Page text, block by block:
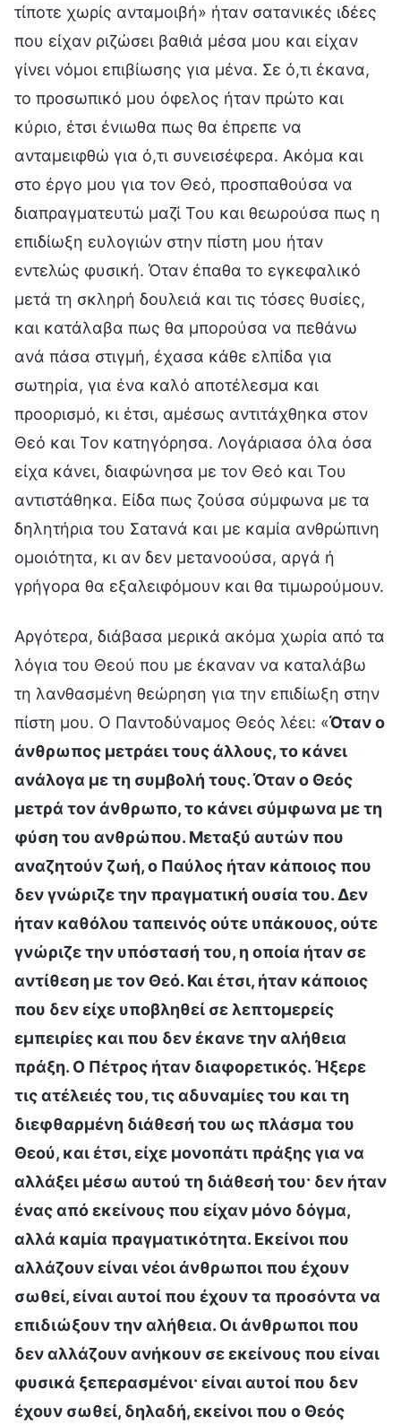
τίποτε χωρίς ανταμοιβή» ήταν σατανικές ιδέες
που είχαν ριζώσει βαθιά μέσα μου και είχαν
γίνει νόμοι επιβίωσης για μένα. Σε ό,τι έκανα,
το προσωπικό μου όφελος ήταν πρώτο και
κύριο, έτσι ένιωθα πως θα έπρεπε να
ανταμειφθώ για ό,τι συνεισέφερα. Ακόμα και
στο έργο μου για τον Θεό, προσπαθούσα να
διαπραγματευτώ μαζί Του και θεωρούσα πως η
επιδίωξη ευλογιών στην πίστη μου ήταν
εντελώς φυσική. Όταν έπαθα το εγκεφαλικό
μετά τη σκληρή δουλειά και τις τόσες θυσίες,
και κατάλαβα πως θα μπορούσα να πεθάνω
ανά πάσα στιγμή, έχασα κάθε ελπίδα για
σωτηρία, για ένα καλό αποτέλεσμα και
προορισμό, κι έτσι, αμέσως αντιτάχθηκα στον
Θεό και Τον κατηγόρησα. Λογάριασα όλα όσα
είχα κάνει, διαφώνησα με τον Θεό και Του
αντιστάθηκα. Είδα πως ζούσα σύμφωνα με τα
δηλητήρια του Σατανά και με καμία ανθρώπινη
ομοιότητα, κι αν δεν μετανοούσα, αργά ή
γρήγορα θα εξαλειφόμουν και θα τιμωρούμουν.
Αργότερα, διάβασα μερικά ακόμα χωρία από τα
λόγια του Θεού που με έκαναν να καταλάβω
τη λανθασμένη θεώρηση για την επιδίωξη στην
πίστη μου. Ο Παντοδύναμος Θεός λέει: «Όταν ο
άνθρωπος μετράει τους άλλους, το κάνει
ανάλογα με τη συμβολή τους. Όταν ο Θεός
μετρά τον άνθρωπο, το κάνει σύμφωνα με τη
φύση του ανθρώπου. Μεταξύ αυτών που
αναζητούν ζωή, ο Παύλος ήταν κάποιος που
δεν γνώριζε την πραγματική ουσία του. Δεν
ήταν καθόλου ταπεινός ούτε υπάκουος, ούτε
γνώριζε την υπόστασή του, η οποία ήταν σε
αντίθεση με τον Θεό. Και έτσι, ήταν κάποιος
που δεν είχε υποβληθεί σε λεπτομερείς
εμπειρίες και που δεν έκανε την αλήθεια
πράξη. Ο Πέτρος ήταν διαφορετικός. Ήξερε
τις ατέλειές του, τις αδυναμίες του και τη
διεφθαρμένη διάθεσή του ως πλάσμα του
Θεού, και έτσι, είχε μονοπάτι πράξης για να
αλλάξει μέσω αυτού τη διάθεσή του· δεν ήταν
ένας από εκείνους που είχαν μόνο δόγμα,
αλλά καμία πραγματικότητα. Εκείνοι που
αλλάζουν είναι νέοι άνθρωποι που έχουν
σωθεί, είναι αυτοί που έχουν τα προσόντα να
επιδιώξουν την αλήθεια. Οι άνθρωποι που
δεν αλλάζουν ανήκουν σε εκείνους που είναι
φυσικά ξεπερασμένοι· είναι αυτοί που δεν
έχουν σωθεί, δηλαδή, εκείνοι που ο Θεός